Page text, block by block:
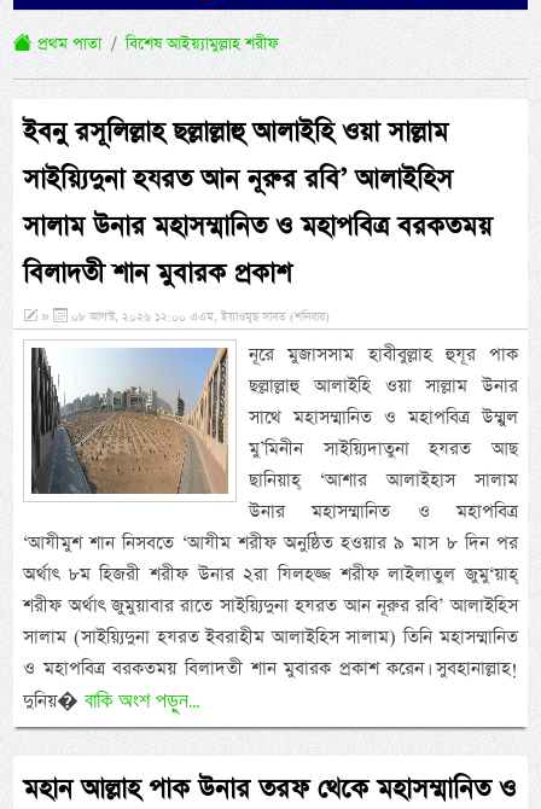
প্রথম পাতা বিশেষ আইয়্যামুল্লাহ শরীফ
ইবনু রসূলিল্লাহ ছল্লাল্লাহু আলাইহি ওয়া সাল্লাম
সাইয়্যিদুনা হযরত আন নূরুর রবি’ আলাইহিস
সালাম উনার মহাসম্মানিত ও মহাপবিত্র বরকতময়
বিলাদতী শান মুবারক প্রকাশ
» ০৮ আগস্ট, ২০২৬ ১২:০০ এএম, ইয়াওমুছ সাবত (শনিবার)
নূরে মুজাসসাম হাবীবুল্লাহ হুযূর পাক
ছল্লাল্লাহু আলাইহি ওয়া সাল্লাম উনার
সাথে মহাসম্মানিত ও মহাপবিত্র উম্মুল
মু’মিনীন সাইয়্যিদাতুনা হযরত আছ
ছানিয়াহ্ ‘আশার আলাইহাস সালাম
উনার মহাসম্মানিত ও মহাপবিত্র
‘আযীমুশ শান নিসবতে ‘আযীম শরীফ অনুষ্ঠিত হওয়ার ৯ মাস ৮ দিন পর
অর্থাৎ ৮ম হিজরী শরীফ উনার ২রা যিলহজ্জ শরীফ লাইলাতুল জুমু‘য়াহ্
শরীফ অর্থাৎ জুমুয়াবার রাতে সাইয়্যিদুনা হযরত আন নূরুর রবি’ আলাইহিস
সালাম (সাইয়্যিদুনা হযরত ইবরাহীম আলাইহিস সালাম) তিনি মহাসম্মানিত
ও মহাপবিত্র বরকতময় বিলাদতী শান মুবারক প্রকাশ করেন। সুবহানাল্লাহ!
দুনিয়�বাকি অংশ পড়ুন...
মহান আল্লাহ পাক উনার তরফ থেকে মহাসম্মানিত ও